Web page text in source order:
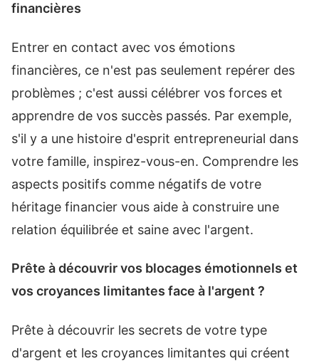
financières
Entrer en contact avec vos émotions
financières, ce n'est pas seulement repérer des
problèmes ; c'est aussi célébrer vos forces et
apprendre de vos succès passés. Par exemple,
s'il y a une histoire d'esprit entrepreneurial dans
votre famille, inspirez-vous-en. Comprendre les
aspects positifs comme négatifs de votre
héritage financier vous aide à construire une
relation équilibrée et saine avec l'argent.
Prête à découvrir vos blocages émotionnels et
vos croyances limitantes face à l'argent ?
Prête à découvrir les secrets de votre type
d'argent et les croyances limitantes qui créent